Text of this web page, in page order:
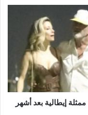
إيطالية بعد أشهر